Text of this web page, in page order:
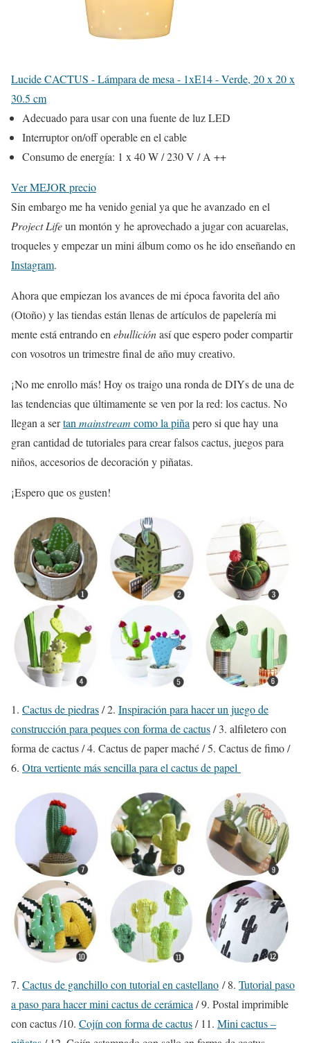
Lucide CACTUS - Lámpara de mesa - 1xE14 - Verde, 20 x 20 x
30.5 cm
Adecuado para usar con una fuente de luz LED
Interruptor on/off operable en el cable
Consumo de energía: 1 x 40 W / 230 V / A ++
Ver MEJOR precio
Sin embargo me ha venido genial ya que he avanzado en el
Project Lifeun montón y he aprovechado a jugar con acuarelas,
troqueles y empezar un mini álbum como os he ido enseñando en
Instagram.
Ahora que empiezan los avances de mi época favorita del año
(Otoño) y las tiendas están llenas de artículos de papelería mi
mente está entrando en ebulliciónasí que espero poder compartir
con vosotros un trimestre final de año muy creativo.
¡No me enrollo más! Hoy os traigo una ronda de DIYs de una de
las tendencias que últimamente se ven por la red: los cactus. No
llegan a sertan mainstream como la piña pero si que hay una
gran cantidad de tutoriales para crear falsos cactus, juegos para
niños, accesorios de decoración y piñatas.
¡Espero que os gusten!
1. Cactus de piedras/ 2. Inspiración para hacer un juego de
construcción para peques con forma de cactus/ 3. alfiletero con
forma de cactus / 4. Cactus de paper maché / 5. Cactus de fimo /
6. Otra vertiente más sencilla para el cactus de papel
7. Cactus de ganchillo con tutorial en castellano / 8. Tutorial paso
a paso para hacer mini cactus de cerámica / 9. Postal imprimible
con cactus /10. Cojín con forma de cactus/ 11. Mini cactus –